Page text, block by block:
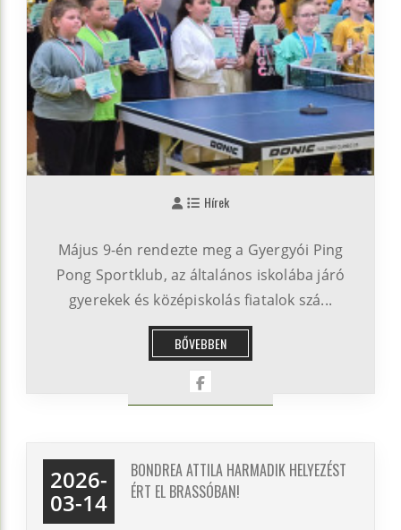
Hírek
Május 9-én rendezte meg a Gyergyói Ping
Pong Sportklub, az általános iskolába járó
gyerekek és középiskolás fiatalok szá...
BŐVEBBEN
2026-
03-14
BONDREA ATTILA HARMADIK HELYEZÉST
ÉRT EL BRASSÓBAN!